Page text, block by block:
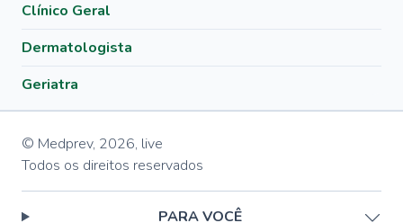
Clínico Geral
Dermatologista
Geriatra
© Medprev, 2026, live
Todos os direitos reservados
PARA VOCÊ